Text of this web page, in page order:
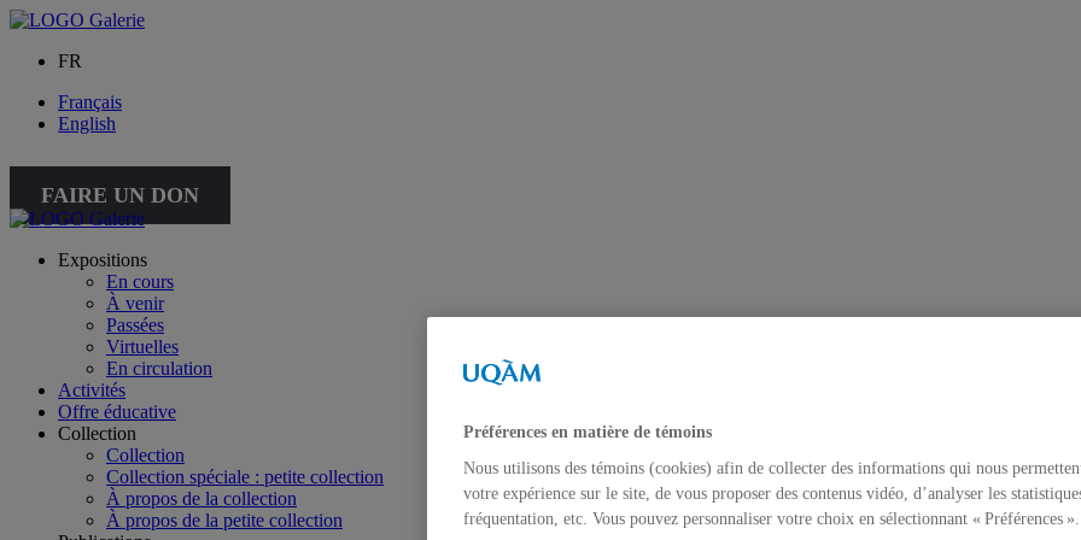
FR
Français
English
FAIRE UN DON
Expositions
En cours
À venir
Passées
Virtuelles
En circulation
Activités
Offre éducative
Collection
Collection
Collection spéciale : petite collection
À propos de la collection
À propos de la petite collection
Préférences en matière de témoins
Nous utilisons des témoins (cookies) afin de collecter des informations qui nous
votre expérience sur le site, de vous proposer des contenus vidéo, d’analyser les
fréquentation, etc. Vous pouvez personnaliser votre choix en sélectionnant « Préférences ».